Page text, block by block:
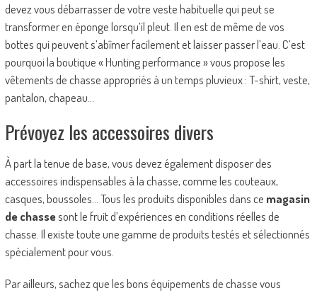
devez vous débarrasser de votre veste habituelle qui peut se
transformer en éponge lorsqu’il pleut. Il en est de même de vos
bottes qui peuvent s’abîmer facilement et laisser passer l’eau. C’est
pourquoi la boutique « Hunting performance » vous propose les
vêtements de chasse appropriés à un temps pluvieux : T-shirt, veste,
pantalon, chapeau…
Prévoyez les accessoires divers
À part la tenue de base, vous devez également disposer des
accessoires indispensables à la chasse, comme les couteaux,
casques, boussoles… Tous les produits disponibles dans ce magasin
de chassesont le fruit d’expériences en conditions réelles de
chasse. Il existe toute une gamme de produits testés et sélectionnés
spécialement pour vous.
Par ailleurs, sachez que les bons équipements de chasse vous